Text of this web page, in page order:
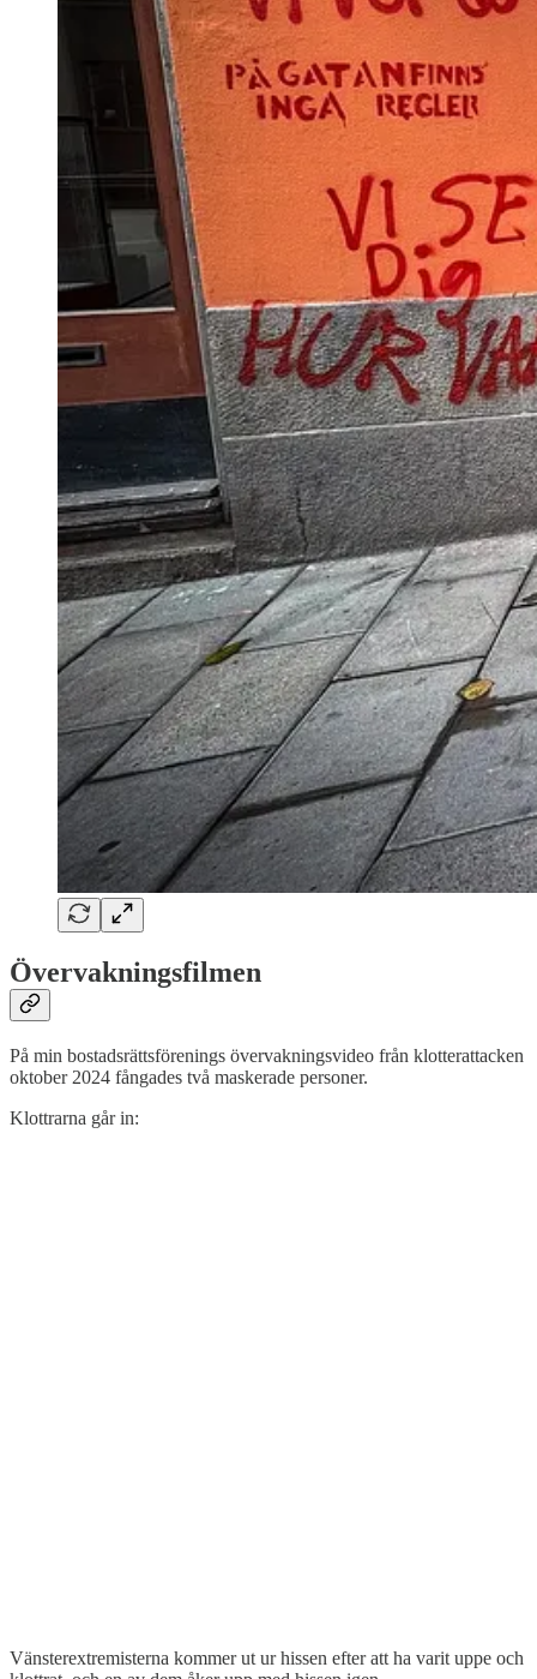
Övervakningsfilmen
På min bostadsrättsförenings övervakningsvideo från klotterattacken
oktober 2024 fångades två maskerade personer.
Klottrarna går in:
Vänsterextremisterna kommer ut ur hissen efter att ha varit uppe och